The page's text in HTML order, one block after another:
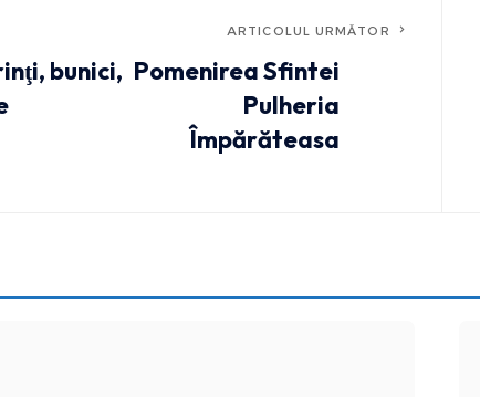
bunici,
ARTICOLUL URMĂTOR
Pomenirea Sfintei
Pulheria
Împărăteasa